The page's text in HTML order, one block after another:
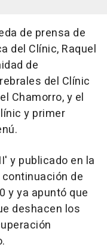
de prensa de
del Clínic, Raquel
de
del Clínic
Chamorro, y el
y primer
y publicado en la
de
y ya apuntó que
deshacen los